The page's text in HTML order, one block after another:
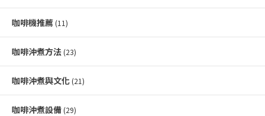
咖啡機推薦 (11)
咖啡沖煮方法 (23)
咖啡沖煮與文化 (21)
咖啡沖煮設備 (29)